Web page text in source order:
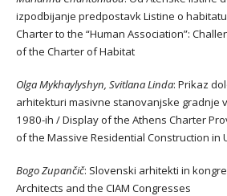
izpodbijanje predpostavk Listine o
Charter to the “Human Association”:
of the Charter of Habitat
Olga Mykhaylyshyn, Svitlana Linda: Prikaz
arhitekturi masivne stanovanjske gradnje
1980-ih / Display of the Athens Charter
of the Massive Residential Construction in
Bogo Zupančič: Slovenski arhitekti in
Architects and the CIAM Congresses